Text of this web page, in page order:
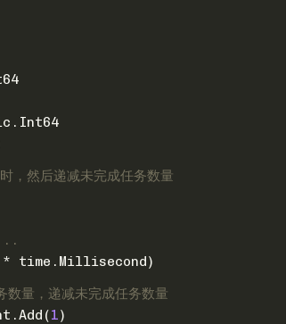
，然后递减未完成任务数量
* time.Millisecond)
量，递减未完成任务数量
1)